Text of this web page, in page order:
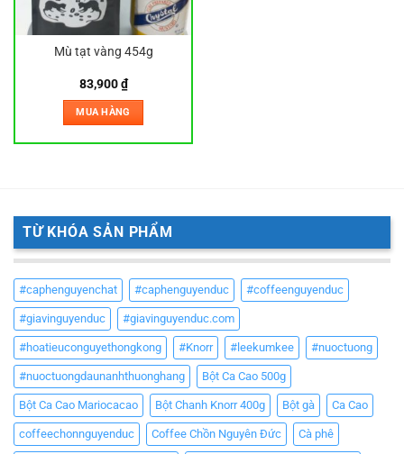
Mù tạt vàng 454g
83,900₫
MUA HÀNG
TỪ KHÓA SẢN PHẨM
#caphenguyenchat #caphenguyenduc #coffeenguyenduc
#giavinguyenduc #giavinguyenduc.com
#hoatieuconguyethongkong #Knorr #leekumkee #nuoctuong
#nuoctuongdaunanhthuonghang Bột Ca Cao 500g
Bột Ca Cao Mariocacao Bột Chanh Knorr 400g Bột gà Ca Cao
coffeechonnguyenduc Coffee Chồn Nguyên Đức Cà phê